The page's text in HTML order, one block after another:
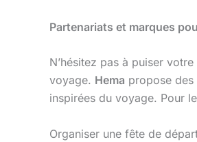
Partenariats et marques
N’hésitez pas à puiser
voyage. Hema propose
inspirées du voyage. Pour
Organiser une fête de